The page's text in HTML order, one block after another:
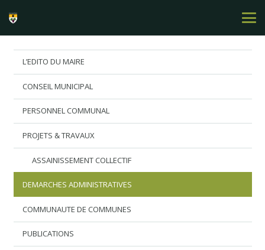
L’EDITO DU MAIRE
CONSEIL MUNICIPAL
PERSONNEL COMMUNAL
PROJETS & TRAVAUX
ASSAINISSEMENT COLLECTIF
DEMARCHES ADMINISTRATIVES
COMMUNAUTE DE COMMUNES
PUBLICATIONS